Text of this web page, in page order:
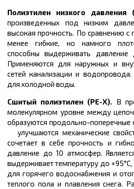
Полиэтилен низкого давления
произведенных под низким
высокая прочность. По сравнению с
менее гибкие, но намного
способны выдерживать
Применяются для наружных и
сетей канализации и
для холодной воды.
Сшитый полиэтилен (PE-X). В
молекулярном уровне между
образуются продольно-поперечные
улучшаются механические
сочетает в себе прочность и
давление до 10 атмосфер.
выдерживает температуру до
для горячего водоснабжения и
теплого пола и плавления снега.